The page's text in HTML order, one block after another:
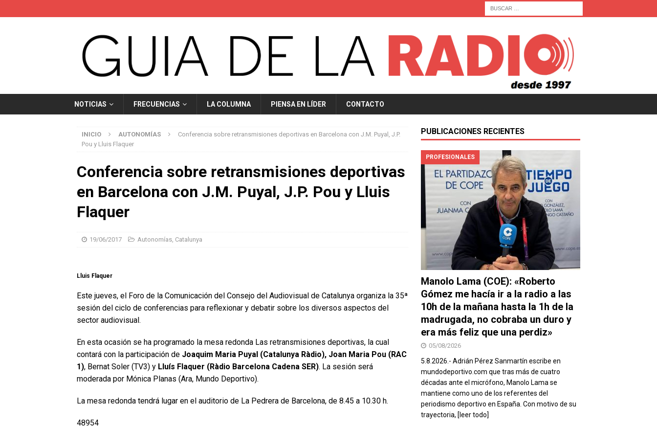
NOTICIAS FRECUENCIAS LA COLUMNA PIENSA EN LÍDER CONTACTO
INICIO AUTONOMÍAS
Conferencia sobre retransmisiones deportivas en Barcelona con J.M. Puyal, J.P.
Pou y Lluis Flaquer
Conferencia sobre retransmisiones deportivas
en Barcelona con J.M. Puyal, J.P. Pou y Lluis
Flaquer
19/06/2017 Autonomías Catalunya
Lluis Flaquer
Este jueves, el Foro de la Comunicación del Consejo del Audiovisual de Catalunya organiza la 35ª
sesión del ciclo de conferencias para reflexionar y debatir sobre los diversos aspectos del
sector audiovisual.
En esta ocasión se ha programado la mesa redonda Las retransmisiones deportivas, la cual
contará con la participación de Joaquim Maria Puyal (Catalunya Ràdio), Joan Maria Pou (RAC
1), Bernat Soler (TV3) y Lluís Flaquer (Ràdio Barcelona Cadena SER). La sesión será
moderada por Mónica Planas (Ara, Mundo Deportivo).
La mesa redonda tendrá lugar en el auditorio de La Pedrera de Barcelona, de 8.45 a 10.30 h.
48954
PUBLICACIONES RECIENTES
PROFESIONALES
Manolo Lama (COE): «Roberto
Gómez me hacía ir a la radio a las
10h de la mañana hasta la 1h de la
madrugada, no cobraba un duro y
era más feliz que una perdiz»
05/08/2026
5.8.2026.- Adrián Pérez Sanmartín escribe en
mundodeportivo.com que tras más de cuatro
décadas ante el micrófono, Manolo Lama se
mantiene como uno de los referentes del
periodismo deportivo en España. Con motivo de su
trayectoria, [leer todo]